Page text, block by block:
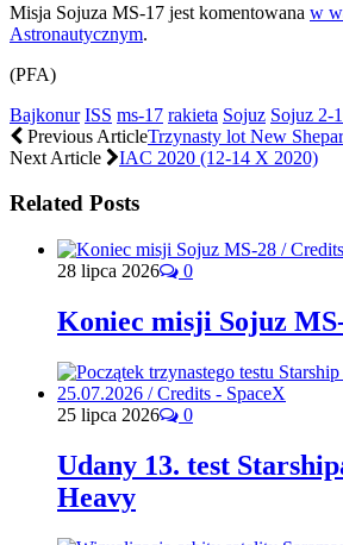
Misja Sojuza MS-17 jest komentowana w
Astronautycznym.
(PFA)
Bajkonur ISS ms-17 rakieta Sojuz Sojuz 2-
Previous ArticleTrzynasty lot New
Next Article
IAC 2020 (12-14 X 2020)
Related Posts
28 lipca 2026 0
Koniec misji Sojuz
25 lipca 2026 0
Udany 13. test
Heavy